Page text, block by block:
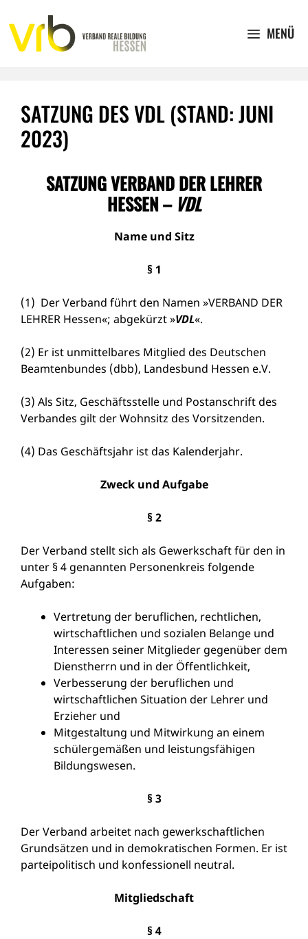
Inhalt
springen
MENÜ
SATZUNG DES VDL (STAND: JUNI
2023)
SATZUNG VERBAND DER LEHRER
HESSEN – VDL
Name und Sitz
§ 1
(1) Der Verband führt den Namen »VERBAND DER
LEHRER Hessen«; abgekürzt »VDL«.
(2) Er ist unmittelbares Mitglied des Deutschen
Beamtenbundes (dbb), Landesbund Hessen e.V.
(3) Als Sitz, Geschäftsstelle und Postanschrift des
Verbandes gilt der Wohnsitz des Vorsitzenden.
(4) Das Geschäftsjahr ist das Kalenderjahr.
Zweck und Aufgabe
§ 2
Der Verband stellt sich als Gewerkschaft für den in
unter § 4 genannten Personenkreis folgende
Aufgaben:
Vertretung der beruflichen, rechtlichen,
wirtschaftlichen und sozialen Belange und
Interessen seiner Mitglieder gegenüber dem
Dienstherrn und in der Öffentlichkeit,
Verbesserung der beruflichen und
wirtschaftlichen Situation der Lehrer und
Erzieher und
Mitgestaltung und Mitwirkung an einem
schülergemäßen und leistungsfähigen
Bildungswesen.
§ 3
Der Verband arbeitet nach gewerkschaftlichen
Grundsätzen und in demokratischen Formen. Er ist
parteipolitisch und konfessionell neutral.
Mitgliedschaft
§ 4